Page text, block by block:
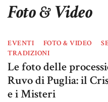
Foto & Video
EVENTI FOTO & VIDEO
TRADIZIONI
Le foto delle
Ruvo di Puglia: il
e i Misteri